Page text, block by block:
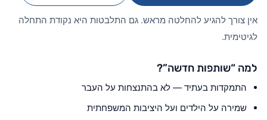
אין צורך להגיע להחלטה מראש. גם התלבטות היא נקודת התחלה
לגיטימית.
למה “שותפות חדשה”?
התמקדות בעתיד — לא בהתנצחות על העבר
שמירה על הילדים ועל היציבות המשפחתית